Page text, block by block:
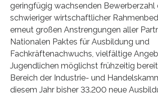
geringfügig wachsenden Bewerberzahl
schwieriger wirtschaftlicher
erneut großen Anstrengungen aller
Nationalen Paktes für Ausbildung und
Fachkräftenachwuchs, vielfältige
Jugendlichen möglichst frühzeitig
Bereich der Industrie- und
diesem Jahr bisher 33.200 neue